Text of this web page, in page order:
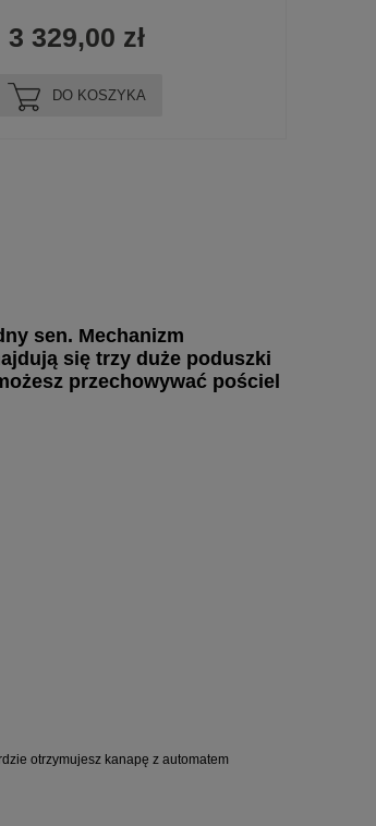
3 329,00 zł
DO KOSZYKA
sen. Mechanizm
się trzy duże poduszki
przechowywać pościel
otrzymujesz kanapę z automatem